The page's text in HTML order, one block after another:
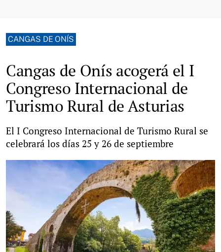
CANGAS DE ONÍS
Cangas de Onís acogerá el I
Congreso Internacional de
Turismo Rural de Asturias
El I Congreso Internacional de Turismo Rural se
celebrará los días 25 y 26 de septiembre